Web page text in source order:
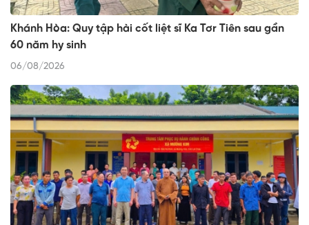
Khánh Hòa: Quy tập hài cốt liệt sĩ Ka Tơr Tiên sau gần
60 năm hy sinh
06/08/2026